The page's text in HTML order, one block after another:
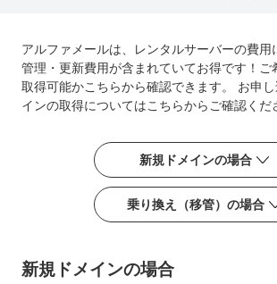
アルファメールは、レンタルサーバーの費用
管理・更新費用が含まれていてお得です！ご
取得可能かこちらから確認できます。 お申
インの取得についてはこちらからご確認くだ
新規ドメインの場合
乗り換え（移管）の場合
新規ドメインの場合